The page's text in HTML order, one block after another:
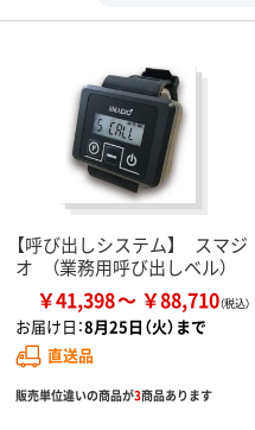
【呼び出しシステム】 スマジ
オ （業務用呼び出しベル）
￥41,398 ￥88,710
お届け日：8月25日（火）まで
直送品
販売単位違いの商品が3商品あります